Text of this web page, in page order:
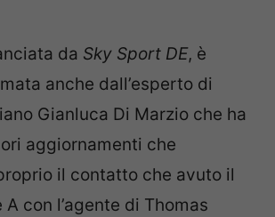
da Sky Sport DE, è
anche dall’esperto di
Gianluca Di Marzio che ha
aggiornamenti che
il contatto che avuto il
con l’agente di Thomas